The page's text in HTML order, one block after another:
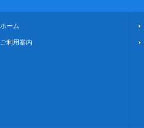
ホーム
ご利用案内